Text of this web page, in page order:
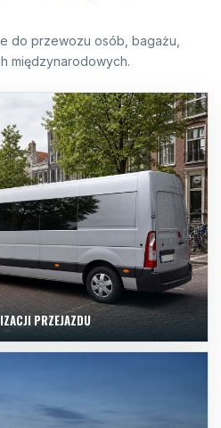
do przewozu osób, bagażu,
międzynarodowych.
PRZEJAZDU